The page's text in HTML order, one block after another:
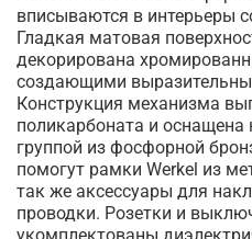
вписываются в интерьеры
Гладкая матовая
декорирована
создающими
Конструкция механизма
поликарбоната и оснащена
группой из фосфорной
помогут рамки Werkel из
так же аксессуары для
проводки. Розетки и